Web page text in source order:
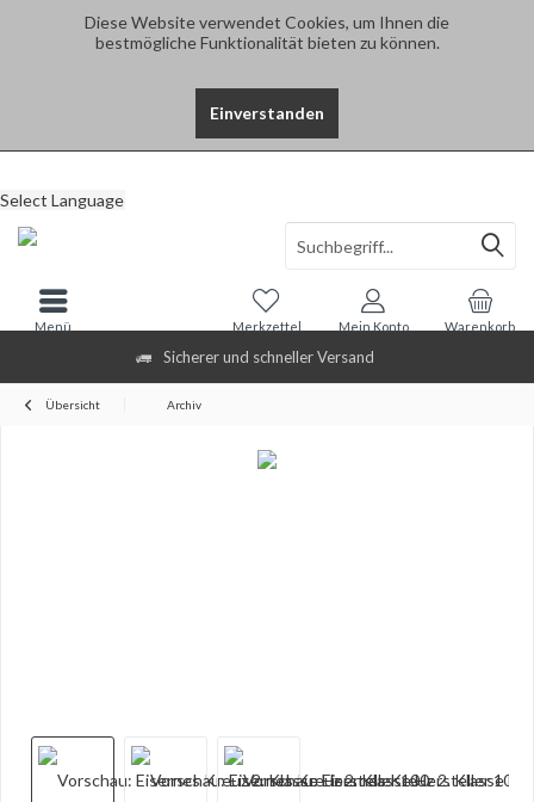
Diese Website verwendet Cookies, um Ihnen die
bestmögliche Funktionalität bieten zu können.
Einverstanden
Sicherer und schneller Versand
Select Language
Warenkorb
Merkzettel Mein Konto
Menü
Übersicht Archiv